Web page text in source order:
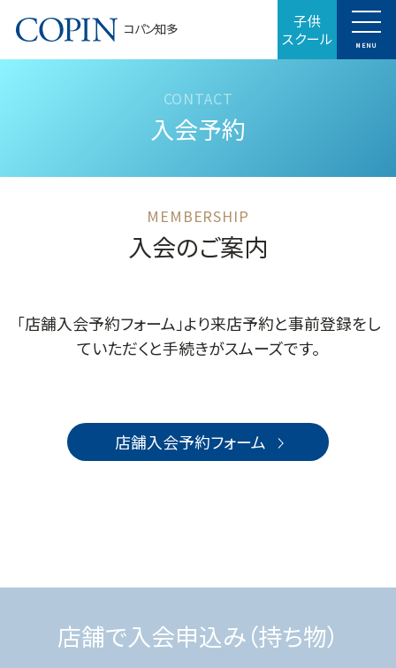
コパン知多 子供
スクール MENU
入会予約
入会のご案内
「店舗入会予約フォーム」より来店予約と事前登録をし
ていただくと手続きがスムーズです。
店舗入会予約フォーム
店舗で入会申込み（持ち物）